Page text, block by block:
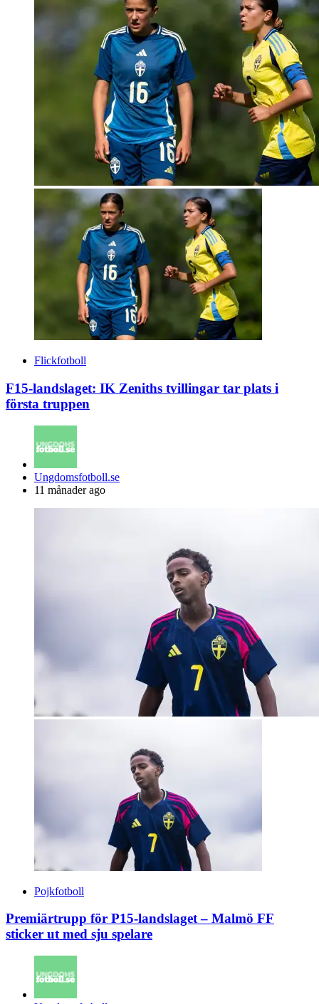
Flickfotboll
F15-landslaget: IK Zeniths tvillingar tar plats i
första truppen
Posted
by
Ungdomsfotboll.se
11 månader ago
Pojkfotboll
Premiärtrupp för P15-landslaget – Malmö FF
sticker ut med sju spelare